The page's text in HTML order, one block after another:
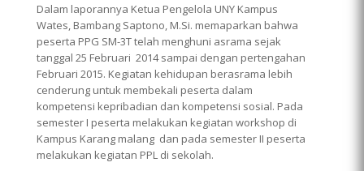
Dalam laporannya Ketua Pengelola UNY Kampus
Wates, Bambang Saptono, M.Si. memaparkan bahwa
peserta PPG SM-3T telah menghuni asrama sejak
tanggal 25 Februari 2014 sampai dengan pertengahan
Februari 2015. Kegiatan kehidupan berasrama lebih
cenderung untuk membekali peserta dalam
kompetensi kepribadian dan kompetensi sosial. Pada
semester I peserta melakukan kegiatan workshop di
Kampus Karang malang dan pada semester II peserta
melakukan kegiatan PPL di sekolah.